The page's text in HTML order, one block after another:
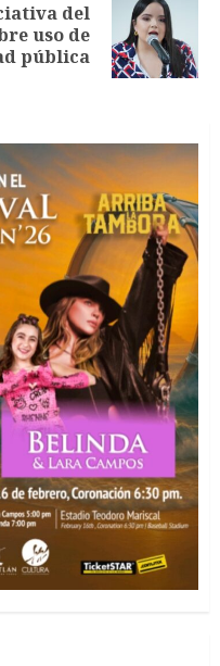
del
uso de
pública